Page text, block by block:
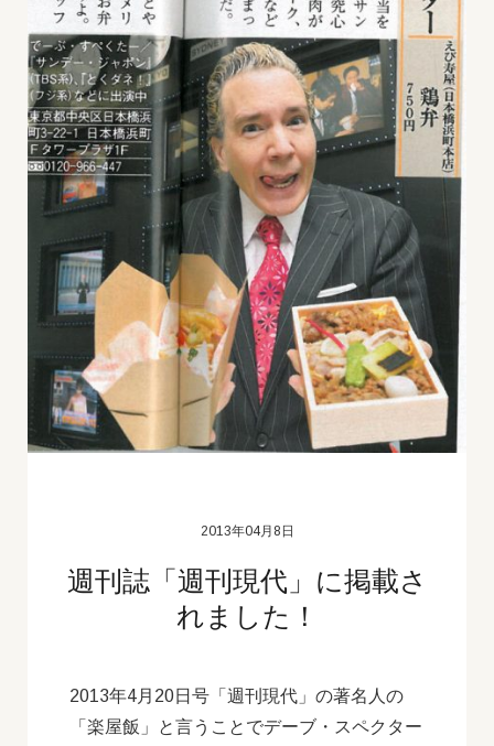
2013年04月8日
週刊誌「週刊現代」に掲載さ
れました！
2013年4月20日号「週刊現代」の著名人の
「楽屋飯」と言うことでデーブ・スペクター